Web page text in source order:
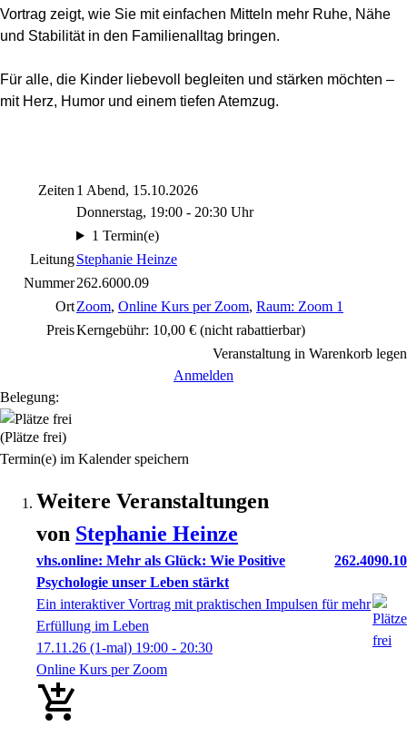
Vortrag zeigt, wie Sie mit einfachen Mitteln mehr Ruhe, Nähe
und Stabilität in den Familienalltag bringen.
Für alle, die Kinder liebevoll begleiten und stärken möchten –
mit Herz, Humor und einem tiefen Atemzug.
Zeiten 1 Abend, 15.10.2026
Donnerstag, 19:00 - 20:30 Uhr
1 Termin(e)
LeitungStephanie Heinze
Nummer262.6000.09
OrtZoom, Online Kurs per Zoom, Raum: Zoom 1
PreisKerngebühr: 10,00 € (nicht rabattierbar)
Veranstaltung in Warenkorb legen
Anmelden
Belegung:
(Plätze frei)
Termin(e) im Kalender speichern
Weitere Veranstaltungen
von Stephanie Heinze
vhs.online: Mehr als Glück: Wie Positive
Psychologie unser Leben stärkt
262.4090.10
Ein interaktiver Vortrag mit praktischen Impulsen für mehr
Erfüllung im Leben
17.11.26 (1-mal) 19:00 - 20:30
Online Kurs per Zoom